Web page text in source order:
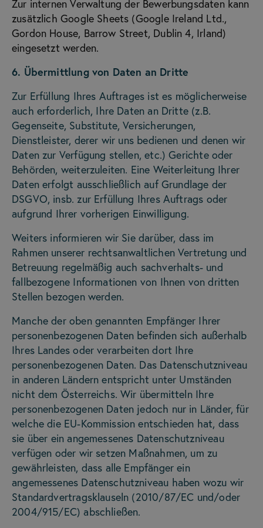
Zur internen Verwaltung der Bewerbungsdaten kann
zusätzlich Google Sheets (Google Ireland Ltd.,
Gordon House, Barrow Street, Dublin 4, Irland)
eingesetzt werden.
6. Übermittlung von Daten an Dritte
Zur Erfüllung Ihres Auftrages ist es möglicherweise
auch erforderlich, Ihre Daten an Dritte (z.B.
Gegenseite, Substitute, Versicherungen,
Dienstleister, derer wir uns bedienen und denen wir
Daten zur Verfügung stellen, etc.) Gerichte oder
Behörden, weiterzuleiten. Eine Weiterleitung Ihrer
Daten erfolgt ausschließlich auf Grundlage der
DSGVO, insb. zur Erfüllung Ihres Auftrags oder
aufgrund Ihrer vorherigen Einwilligung.
Weiters informieren wir Sie darüber, dass im
Rahmen unserer rechtsanwaltlichen Vertretung und
Betreuung regelmäßig auch sachverhalts- und
fallbezogene Informationen von Ihnen von dritten
Stellen bezogen werden.
Manche der oben genannten Empfänger Ihrer
personenbezogenen Daten befinden sich außerhalb
Ihres Landes oder verarbeiten dort Ihre
personenbezogenen Daten. Das Datenschutzniveau
in anderen Ländern entspricht unter Umständen
nicht dem Österreichs. Wir übermitteln Ihre
personenbezogenen Daten jedoch nur in Länder, für
welche die EU-Kommission entschieden hat, dass
sie über ein angemessenes Datenschutzniveau
verfügen oder wir setzen Maßnahmen, um zu
gewährleisten, dass alle Empfänger ein
angemessenes Datenschutzniveau haben wozu wir
Standardvertragsklauseln (2010/87/EC und/oder
2004/915/EC) abschließen.